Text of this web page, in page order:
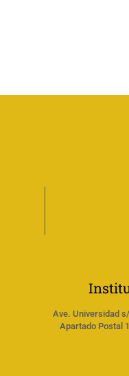
Ave. Universidad
Apartado Postal